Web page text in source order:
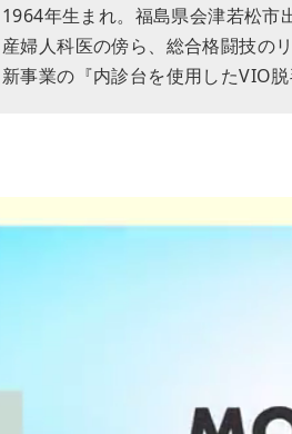
1964年生まれ。福島県会津若松市
産婦人科医の傍ら、総合格闘技の
新事業の『内診台を使用したVIO脱